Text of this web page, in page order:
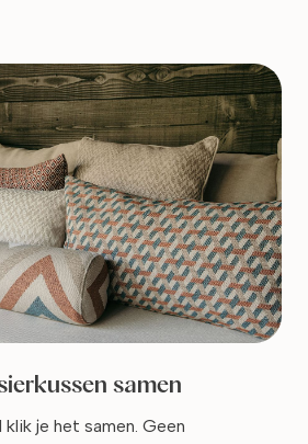
samen
je het samen. Geen